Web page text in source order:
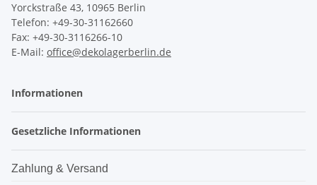
Yorckstraße 43, 10965 Berlin
Telefon: +49-30-31162660
Fax: +49-30-3116266-10
E-Mail: office@dekolagerberlin.de
Informationen
Gesetzliche Informationen
Zahlung & Versand